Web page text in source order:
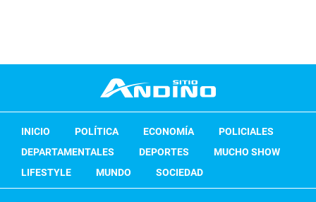
INICIO POLÍTICA ECONOMÍA
POLICIALES
DEPARTAMENTALES
DEPORTES
MUCHO SHOW
LIFESTYLE
MUNDO SOCIEDAD